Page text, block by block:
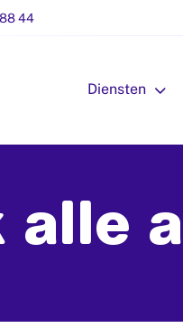
44
Diensten
alle